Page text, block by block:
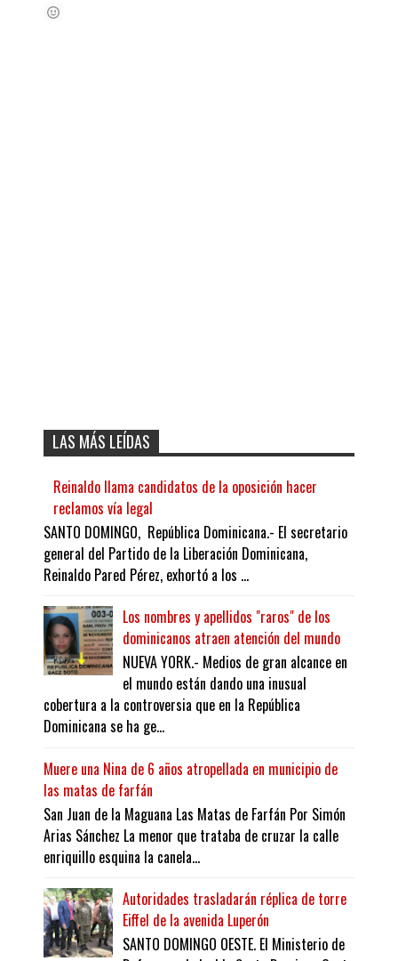
LAS MÁS LEÍDAS
Reinaldo llama candidatos de la oposición hacer
reclamos vía legal
SANTO DOMINGO, República Dominicana.- El secretario
general del Partido de la Liberación Dominicana,
Reinaldo Pared Pérez, exhortó a los ...
Los nombres y apellidos "raros" de los
dominicanos atraen atención del mundo
NUEVA YORK.- Medios de gran alcance en
el mundo están dando una inusual
cobertura a la controversia que en la República
Dominicana se ha ge...
Muere una Nina de 6 años atropellada en municipio de
las matas de farfán
San Juan de la Maguana Las Matas de Farfán Por Simón
Arias Sánchez La menor que trataba de cruzar la calle
enriquillo esquina la canela...
Autoridades trasladarán réplica de torre
Eiffel de la avenida Luperón
SANTO DOMINGO OESTE. El Ministerio de